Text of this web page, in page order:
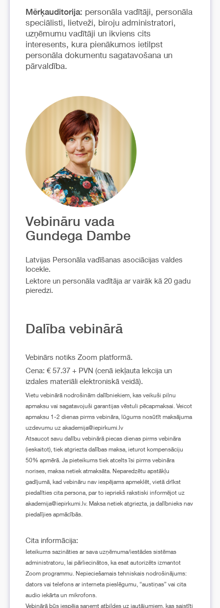
Mērķauditorija: personāla vadītāji, personāla
speciālisti, lietveži, biroju administratori,
uzņēmumu vadītāji un ikviens cits
interesents, kura pienākumos ietilpst
personāla dokumentu sagatavošana un
pārvaldība.
Vebināru vada
Gundega Dambe
Latvijas Personāla vadīšanas asociācijas valdes
locekle.
Lektore un personāla vadītāja ar vairāk kā 20 gadu
pieredzi.
Dalība vebinārā
Vebinārs notiks Zoom platformā.
Cena: € 57.37 + PVN (cenā iekļauta lekcija un
izdales materiāli elektroniskā veidā).
Vietu vebinārā nodrošinām dalībniekiem, kas veikuši pilnu
apmaksu vai sagatavojuši garantijas vēstuli pēcapmaksai. Veicot
apmaksu 1-2 dienas pirms vebināra, lūgums nosūtīt maksājuma
uzdevumu uz akademija@iepirkumi.lv
Atsaucot savu dalību vebinārā piecas dienas pirms vebināra
(ieskaitot), tiek atgriezta dalības maksa, ieturot kompensāciju
50% apmērā. Ja pieteikums tiek atcelts īsi pirms vebināra
norises, maksa netiek atmaksāta. Neparedzētu apstākļu
gadījumā, kad vebināru nav iespējams apmeklēt, vietā drīkst
piedalīties cita persona, par to iepriekš rakstiski informējot uz
akademija@iepirkumi.lv. Maksa netiek atgriezta, ja dalībnieks nav
piedalījies apmācībās.
Cita informācija:
Ieteikums sazināties ar sava uzņēmuma/iestādes sistēmas
administratoru, lai pārliecinātos, ka esat autorizēts izmantot
Zoom programmu. Nepieciešamais tehniskais nodrošinājums:
dators vai telefons ar interneta pieslēgumu, “austiņas” vai cita
audio iekārta un mikrofons.
Vebinārā būs iespēja saņemt atbildes uz jautājumiem, kas saistīti